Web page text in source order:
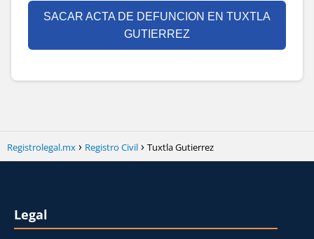
SACAR ACTA DE DEFUNCION EN TUXTLA
GUTIERREZ
Registrolegal.mx Registro Civil Tuxtla Gutierrez
Legal